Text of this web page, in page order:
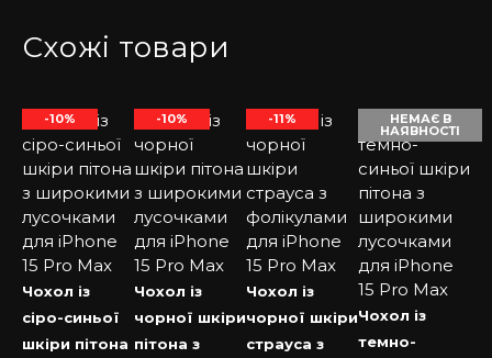
Схожі товари
-10%
Чохол із
сіро-синьої
шкіри пітона
-10%
Чохол із
чорної шкіри
пітона з
-11%
Чохол із
чорної шкіри
страуса з
НЕМАЄ В
НАЯВНОСТІ
Чохол із
темно-